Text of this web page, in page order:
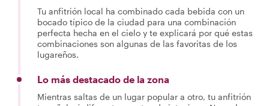
Tu anfitrión local ha combinado cada bebida con un
bocado típico de la ciudad para una combinación
perfecta hecha en el cielo y te explicará por qué estas
combinaciones son algunas de las favoritas de los
lugareños.
Lo más destacado de la zona
Mientras saltas de un lugar popular a otro, tu anfitrión